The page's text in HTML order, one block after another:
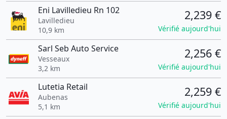
Eni Lavilledieu Rn 102
Lavilledieu
10,9 km
2,239 €
Vérifié aujourd'hui
Sarl Seb Auto Service
Vesseaux
3,2 km
2,256 €
Vérifié aujourd'hui
Lutetia Retail
Aubenas
5,1 km
2,259 €
Vérifié aujourd'hui